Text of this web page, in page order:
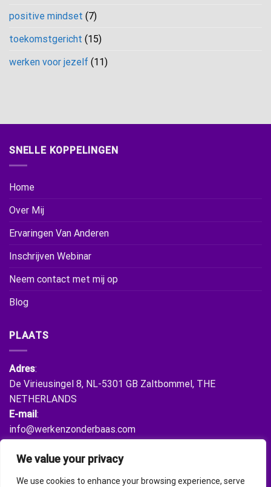
We value your privacy
We use cookies to enhance your browsing experience, serve
positive mindset (7)
toekomstgericht (15)
werken voor jezelf (11)
SNELLE KOPPELINGEN
Home
Over Mij
Ervaringen Van Anderen
Inschrijven Webinar
Neem contact met mij op
Blog
PLAATS
Adres:
De Virieusingel 8, NL-5301 GB Zaltbommel, THE
NETHERLANDS
E-mail:
info@werkenzonderbaas.com